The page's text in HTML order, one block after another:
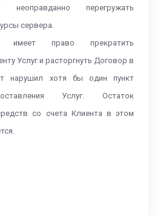
перегружать
сервера.
имеет право прекратить
Услуг и расторгнуть Договор в
нарушил хотя бы один пункт
Услуг. Остаток
со счета Клиента в этом